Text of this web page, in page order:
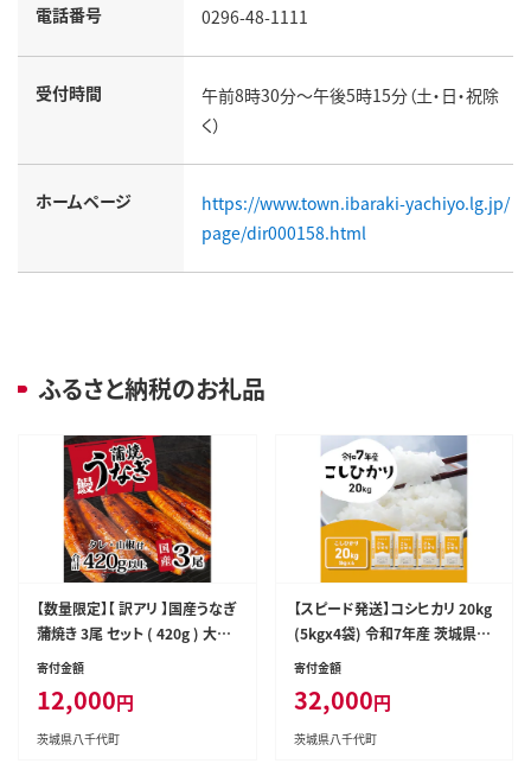
電話番号 0296-48-1111
受付時間
午前8時30分～午後5時15分（土・日・祝除
く）
ホームページ
https://www.town.ibaraki-yachiyo.lg.jp/
page/dir000158.html
ふるさと納税のお礼品
【数量限定】【 訳アリ 】国産うなぎ
蒲焼き 3尾 セット ( 420g ) 大き
さ の不揃い タレ・山椒付き ウナ
つまぶし 人気 茨城 八千代町 ふ
るさと納税 冷凍 [SF951ya]
寄付金額
12,000円
茨城県八千代町
【スピード発送】コシヒカリ 20kg
(5kgx4袋) 令和7年産 茨城県産
こしひかり 白米 精米 茨城県 八
寄付金額
32,000円
茨城県八千代町